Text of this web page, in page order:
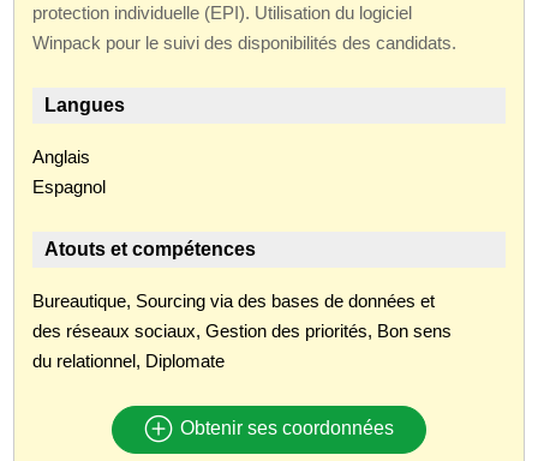
protection individuelle (EPI). Utilisation du logiciel
Winpack pour le suivi des disponibilités des candidats.
Langues
Anglais
Espagnol
Atouts et compétences
Bureautique, Sourcing via des bases de données et
des réseaux sociaux, Gestion des priorités, Bon sens
du relationnel, Diplomate
Obtenir ses coordonnées